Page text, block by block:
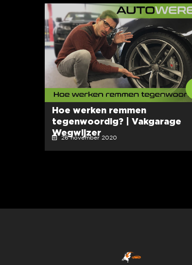
Hoe werken remmen
tegenwoordig? | Vakgarage
Wegwijzer
26 november 2020